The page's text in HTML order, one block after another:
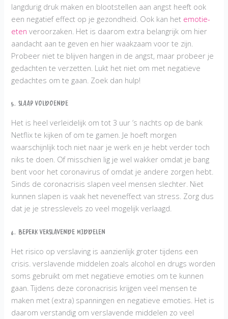
langdurig druk maken en blootstellen aan angst heeft ook
een negatief effect op je gezondheid. Ook kan het emotie-
eten veroorzaken. Het is daarom extra belangrijk om hier
aandacht aan te geven en hier waakzaam voor te zijn.
Probeer niet te blijven hangen in de angst, maar probeer je
gedachten te verzetten. Lukt het niet om met negatieve
gedachtes om te gaan. Zoek dan hulp!
5. Slaap voldoende
Het is heel verleidelijk om tot 3 uur ’s nachts op de bank
Netflix te kijken of om te gamen. Je hoeft morgen
waarschijnlijk toch niet naar je werk en je hebt verder toch
niks te doen. Of misschien lig je wel wakker omdat je bang
bent voor het coronavirus of omdat je andere zorgen hebt.
Sinds de coronacrisis slapen veel mensen slechter. Niet
kunnen slapen is vaak het neveneffect van stress. Zorg dus
dat je je stresslevels zo veel mogelijk verlaagd.
6. Beperk verslavende middelen
Het risico op verslaving is aanzienlijk groter tijdens een
crisis. verslavende middelen zoals alcohol en drugs worden
soms gebruikt om met negatieve emoties om te kunnen
gaan. Tijdens deze coronacrisis krijgen veel mensen te
maken met (extra) spanningen en negatieve emoties. Het is
daarom verstandig om verslavende middelen zo veel